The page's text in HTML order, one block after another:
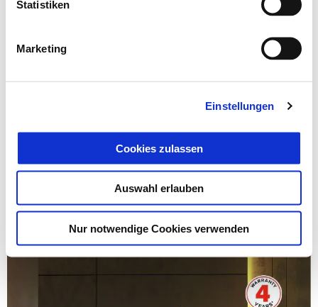
Statistiken
Marketing
Einstellungen
Cookies zulassen
Auswahl erlauben
Nur notwendige Cookies verwenden
31 August 2026
Vespa Primavera 50 Easy Start